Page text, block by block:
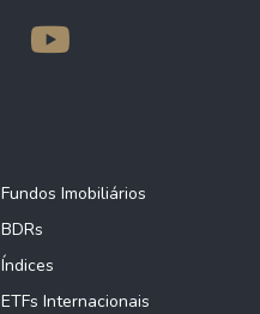
Fundos Imobiliários
BDRs
Índices
ETFs Internacionais